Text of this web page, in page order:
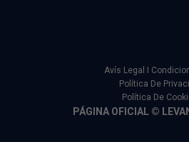
Avís Legal I
Política De
Política De
PÁGINA OFICIAL ©